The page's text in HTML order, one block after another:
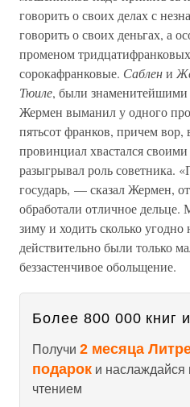
говорить о своих делах с
говорить о своих деньгах, а
променом
сорокафранковые. Саблени
Тюиле, были
Жермен выманил у одного
пятьсот франков, причем вор,
провинциал хвастался
разыгрывал роль советника.
государь, — сказал Жермен,
обработали отличное дельце.
зиму и ходить сколько угодно
действительно были только
беззастенчивое обольщение.
Более 800 000 книг
Получи 2 месяца
подарок и наслаждайся
чтением